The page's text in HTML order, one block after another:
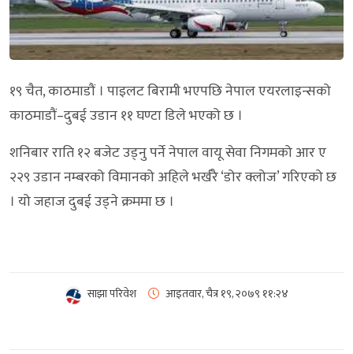
१९ चैत, काठमाडौं । पाइलट बिरामी भएपछि नेपाल एयरलाइन्सको
काठमाडौं–दुबई उडान ११ घण्टा डिले भएको छ ।
शनिबार राति १२ बजेट उड्नु पर्ने नेपाल वायू सेवा निगमको आर ए
२२९ उडान नम्बरको विमानको अहिले भर्खरै ‘डोर क्लोज’ गरिएको छ
। यो जहाज दुबई उड्ने क्रममा छ ।
साझा परिवेश आइतवार, चैत्र १९, २०७९ ११:२४